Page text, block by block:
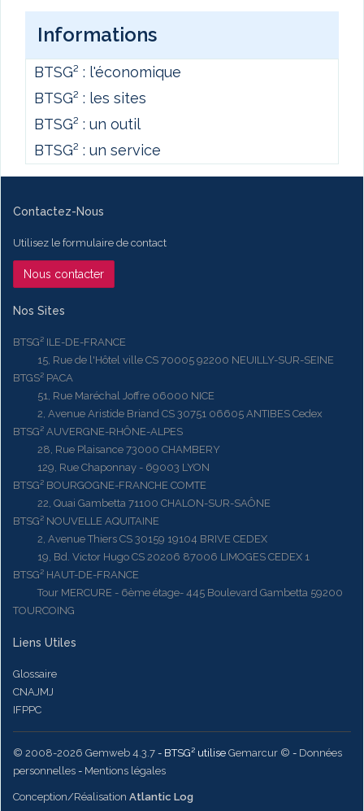
Informations
BTSG² : l'économique
BTSG² : les sites
BTSG² : un outil
BTSG² : un service
Contactez-Nous
Utilisez le formulaire de contact
Nous contacter
Nos Sites
BTSG² ILE-DE-FRANCE
15, Rue de l'Hôtel ville CS 70005 92200 NEUILLY-SUR-SEINE
BTGS² PACA
51, Rue Maréchal Joffre 06000 NICE
2, Avenue Aristide Briand CS 30751 06605 ANTIBES Cedex
BTSG² AUVERGNE-RHÔNE-ALPES
28, Rue Plaisance 73000 CHAMBERY
129, Rue Chaponnay - 69003 LYON
BTSG² BOURGOGNE-FRANCHE COMTE
22, Quai Gambetta 71100 CHALON-SUR-SAÔNE
BTSG² NOUVELLE AQUITAINE
2, Avenue Thiers CS 30159 19104 BRIVE CEDEX
19, Bd. Victor Hugo CS 20206 87006 LIMOGES CEDEX 1
BTSG² HAUT-DE-FRANCE
Tour MERCURE - 6ème étage- 445 Boulevard Gambetta 59200
TOURCOING
Liens Utiles
Glossaire
CNAJMJ
IFPPC
© 2008-2026 Gemweb 4.3.7 - BTSG² utilise Gemarcur © - Données
personnelles - Mentions légales
Conception/Réalisation Atlantic Log